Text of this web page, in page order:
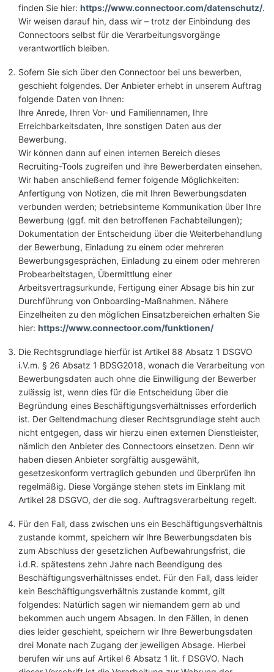
finden Sie hier: https://www.connectoor.com/datenschutz/.
Wir weisen darauf hin, dass wir – trotz der Einbindung des
Connectoors selbst für die Verarbeitungsvorgänge
verantwortlich bleiben.
Sofern Sie sich über den Connectoor bei uns bewerben,
geschieht folgendes. Der Anbieter erhebt in unserem Auftrag
folgende Daten von Ihnen:
Ihre Anrede, Ihren Vor- und Familiennamen, Ihre
Erreichbarkeitsdaten, Ihre sonstigen Daten aus der
Bewerbung.
Wir können dann auf einen internen Bereich dieses
Recruiting-Tools zugreifen und ihre Bewerberdaten einsehen.
Wir haben anschließend ferner folgende Möglichkeiten:
Anfertigung von Notizen, die mit Ihren Bewerbungsdaten
verbunden werden; betriebsinterne Kommunikation über Ihre
Bewerbung (ggf. mit den betroffenen Fachabteilungen);
Dokumentation der Entscheidung über die Weiterbehandlung
der Bewerbung, Einladung zu einem oder mehreren
Bewerbungsgesprächen, Einladung zu einem oder mehreren
Probearbeitstagen, Übermittlung einer
Arbeitsvertragsurkunde, Fertigung einer Absage bis hin zur
Durchführung von Onboarding-Maßnahmen. Nähere
Einzelheiten zu den möglichen Einsatzbereichen erhalten Sie
hier: https://www.connectoor.com/funktionen/
Die Rechtsgrundlage hierfür ist Artikel 88 Absatz 1 DSGVO
i.V.m. § 26 Absatz 1 BDSG2018, wonach die Verarbeitung von
Bewerbungsdaten auch ohne die Einwilligung der Bewerber
zulässig ist, wenn dies für die Entscheidung über die
Begründung eines Beschäftigungsverhältnisses erforderlich
ist. Der Geltendmachung dieser Rechtsgrundlage steht auch
nicht entgegen, dass wir hierzu einen externen Dienstleister,
nämlich den Anbieter des Connectoors einsetzen. Denn wir
haben diesen Anbieter sorgfältig ausgewählt,
gesetzeskonform vertraglich gebunden und überprüfen ihn
regelmäßig. Diese Vorgänge stehen stets im Einklang mit
Artikel 28 DSGVO, der die sog. Auftragsverarbeitung regelt.
Für den Fall, dass zwischen uns ein Beschäftigungsverhältnis
zustande kommt, speichern wir Ihre Bewerbungsdaten bis
zum Abschluss der gesetzlichen Aufbewahrungsfrist, die
i.d.R. spätestens zehn Jahre nach Beendigung des
Beschäftigungsverhältnisses endet. Für den Fall, dass leider
kein Beschäftigungsverhältnis zustande kommt, gilt
folgendes: Natürlich sagen wir niemandem gern ab und
bekommen auch ungern Absagen. In den Fällen, in denen
dies leider geschieht, speichern wir Ihre Bewerbungsdaten
drei Monate nach Zugang der jeweiligen Absage. Hierbei
berufen wir uns auf Artikel 6 Absatz 1 lit. f DSGVO. Nach